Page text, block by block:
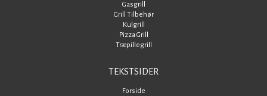
Gasgrill
Grill Tilbehør
Kulgrill
Pizza Grill
Træpillegrill
TEKSTSIDER
Forside